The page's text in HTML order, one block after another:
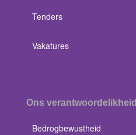
Tenders
Vakatures
Ons verantwoordelikheid
Bedrogbewustheid